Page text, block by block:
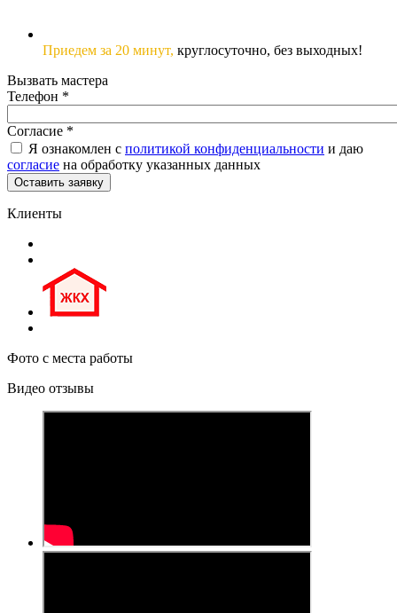
Приедем за 20 минут, круглосуточно, без выходных!
Вызвать мастера
Телефон *
Согласие *
Я ознакомлен с политикой конфиденциальности и даю
согласие на обработку указанных данных
Клиенты
Фото с места работы
Видео отзывы